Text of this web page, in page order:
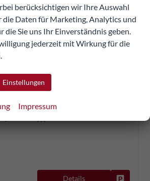
Automatik
Oyster Silver Metallic
Details
berücksichtigen wir Ihre Auswahl
die Daten für Marketing, Analytics und
die Sie uns Ihr Einverständnis geben.
jederzeit mit Wirkung für die
Einstellungen
Impressum